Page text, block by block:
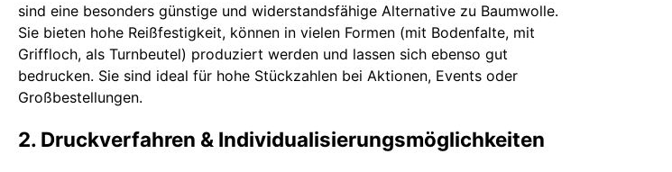
sind eine besonders günstige und widerstandsfähige Alternative zu Baumwolle.
Sie bieten hohe Reißfestigkeit, können in vielen Formen (mit Bodenfalte, mit
Griffloch, als Turnbeutel) produziert werden und lassen sich ebenso gut
bedrucken. Sie sind ideal für hohe Stückzahlen bei Aktionen, Events oder
Großbestellungen.
2. Druckverfahren & Individualisierungsmöglichkeiten